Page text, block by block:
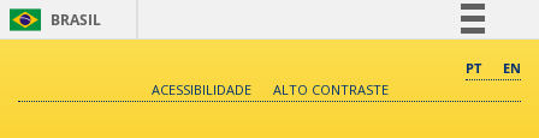
BRASIL
Comunica BR
PT
EN
ACESSIBILIDADE
ALTO CONTRASTE